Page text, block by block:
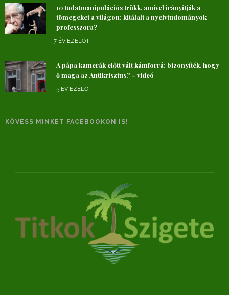
10 tudatmanipulációs trükk, amivel irányítják a
tömegeket a világon: kitálalt a nyelvtudományok
professzora?
7 ÉV EZELŐTT
A pápa kamerák előtt vált kámforrá: bizonyíték, hogy
ő maga az Antikrisztus? – videó
5 ÉV EZELŐTT
KÖVESS MINKET FACEBOOKON IS!